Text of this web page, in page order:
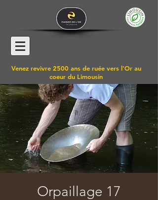
Venez revivre 2500 ans de ruée vers l'Or au
coeur du Limousin
Orpaillage 17